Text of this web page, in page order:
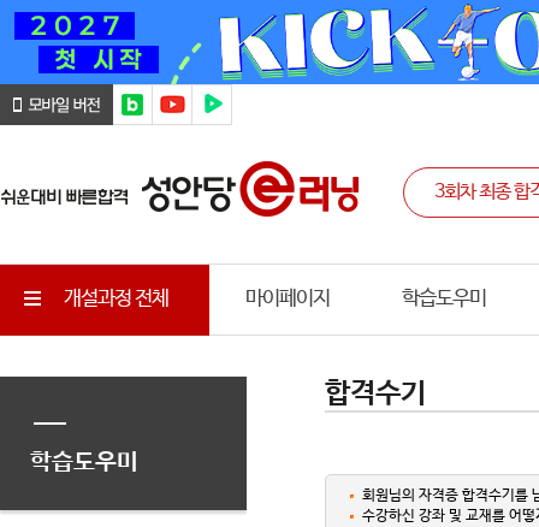
개설과정 전체 마이페이지 학습도우미
학습도우미
합격수기
회원님의 자격증 합격수기를
수강하신 강좌 및 교재를 어